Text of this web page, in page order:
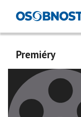
Premiéry